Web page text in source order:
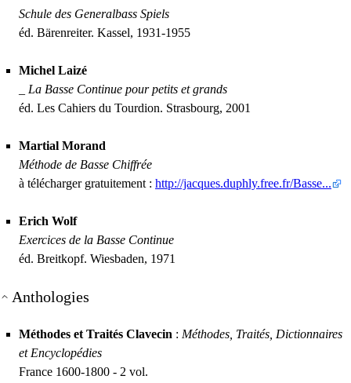
Schule des Generalbass Spiels
éd. Bärenreiter. Kassel, 1931-1955
Michel Laizé
La Basse Continue pour petits et grands
éd. Les Cahiers du Tourdion. Strasbourg, 2001
Martial Morand
Méthode de Basse Chiffrée
à télécharger gratuitement : http://jacques.duphly.free.fr/Basse...
Erich Wolf
Exercices de la Basse Continue
éd. Breitkopf. Wiesbaden, 1971
Anthologies
Méthodes et Traités Clavecin : Méthodes, Traités, Dictionnaires
et Encyclopédies
France 1600-1800 - 2 vol.